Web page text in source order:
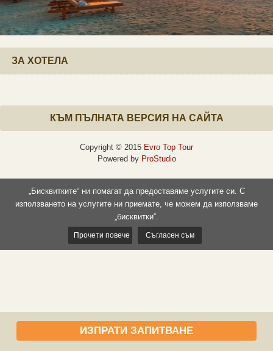
ЗА ХОТЕЛА
ИЗПРАТИ ЗАПИТВАНЕ
КЪМ ПЪЛНАТА ВЕРСИЯ НА САЙТА
Copyright © 2015 Evro Top Tour
Powered by ProStudio
„Бисквитките“ ни помагат да предоставяме услугите си. С
използването на услугите ни приемате, че можем да използваме
„бисквитки“.
Прочети повече Съгласен съм